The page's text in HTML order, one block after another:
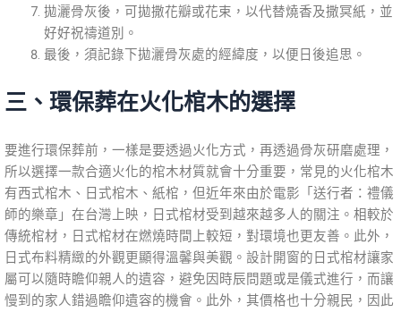
拋灑骨灰後，可拋撒花瓣或花束，以代替燒香及撒冥紙，並
好好祝禱道別。
最後，須記錄下拋灑骨灰處的經緯度，以便日後追思。
三、環保葬在火化棺木的選擇
要進行環保葬前，一樣是要透過火化方式，再透過骨灰研磨處理，
所以選擇一款合適火化的棺木材質就會十分重要，常見的火化棺木
有西式棺木、日式棺木、紙棺，但近年來由於電影「送行者：禮儀
師的樂章」在台灣上映，日式棺材受到越來越多人的關注。相較於
傳統棺材，日式棺材在燃燒時間上較短，對環境也更友善。此外，
日式布料精緻的外觀更顯得溫馨與美觀。設計開窗的日式棺材讓家
屬可以隨時瞻仰親人的遺容，避免因時辰問題或是儀式進行，而讓
慢到的家人錯過瞻仰遺容的機會。此外，其價格也十分親民，因此